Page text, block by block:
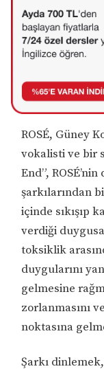
ROSÉ, Güney
vokalisti ve bir
End”,
şarkılarından
içinde sıkışıp
verdiği
toksiklik
duygularını
gelmesine
zorlanmasını
noktasına
Şarkı